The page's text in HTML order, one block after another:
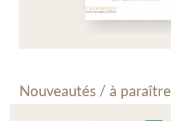
Nouveautés / à paraître